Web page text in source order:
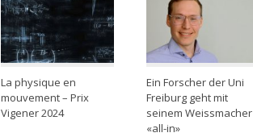
La physique en
mouvement – Prix
Vigener 2024
Ein Forscher der Uni
Freiburg geht mit
seinem Weissmacher
«all-in»